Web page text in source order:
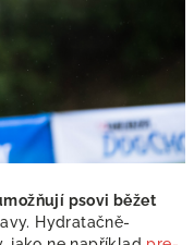
psovi běžet
Hydratačně-